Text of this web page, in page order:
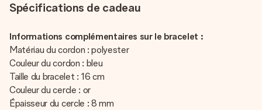
Spécifications de cadeau
Informations complémentaires sur le bracelet :
Matériau du cordon : polyester
Couleur du cordon : bleu
Taille du bracelet : 16 cm
Couleur du cercle : or
Épaisseur du cercle : 8 mm